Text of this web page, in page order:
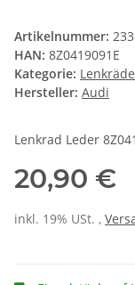
Artikelnummer:
HAN: 8Z0419091E
Kategorie:
Hersteller: Audi
Lenkrad Leder
20,90 €
inkl. 19% USt. ,